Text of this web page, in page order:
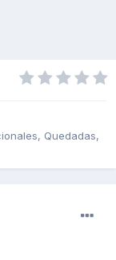
Quedadas,